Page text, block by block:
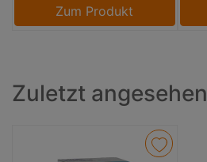
Zum Produkt
Zuletzt angesehen